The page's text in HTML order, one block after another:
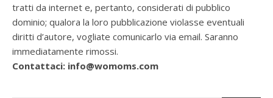
tratti da internet e, pertanto, considerati di pubblico
dominio; qualora la loro pubblicazione violasse eventuali
diritti d’autore, vogliate comunicarlo via email. Saranno
immediatamente rimossi.
Contattaci: info@womoms.com